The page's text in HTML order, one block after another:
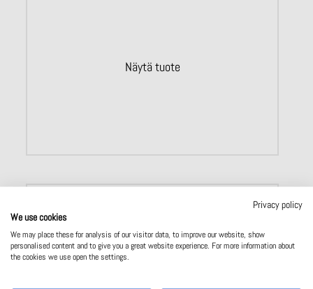
Näytä tuote
Privacy policy
We use cookies
We may place these for analysis of our visitor data, to improve our website, show
personalised content and to give you a great website experience. For more information about
the cookies we use open the settings.